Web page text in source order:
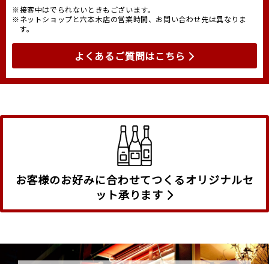
※接客中はでられないときもございます。
※ネットショップと六本木店の営業時間、お問い合わせ先は異なりま
す。
よくあるご質問はこちら
お客様のお好みに合わせてつくるオリジナルセ
ット承ります